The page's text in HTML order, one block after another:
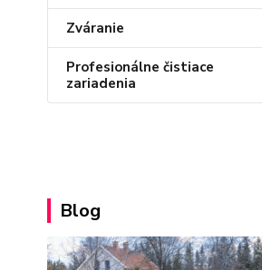
Zváranie
Profesionálne čistiace
zariadenia
Blog